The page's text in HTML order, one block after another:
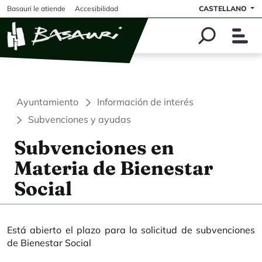
Pasar al contenido principal
Basauri le atiende Accesibilidad CASTELLANO
Ayuntamiento
Información de interés
Subvenciones y ayudas
Subvenciones en
Materia de Bienestar
Social
Está abierto el plazo para la solicitud de subvenciones
de Bienestar Social